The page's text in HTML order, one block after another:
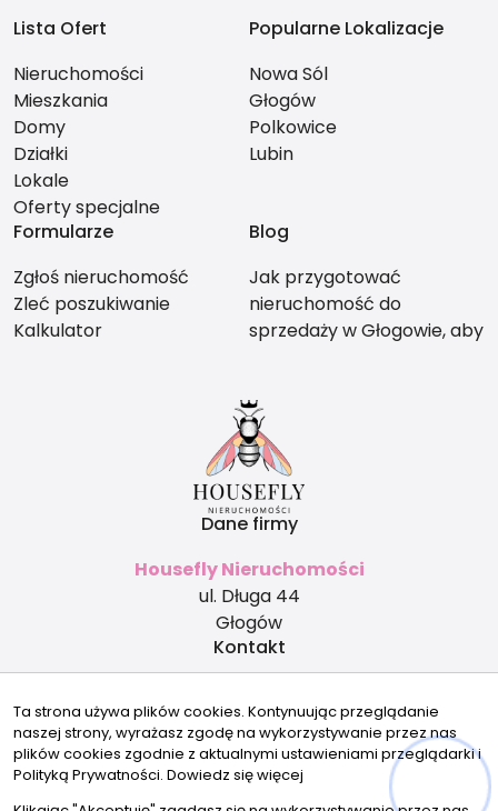
Lista Ofert
Nieruchomości
Mieszkania
Domy
Działki
Lokale
Oferty specjalne
Popularne Lokalizacje
Nowa Sól
Głogów
Polkowice
Lubin
Formularze
Zgłoś nieruchomość
Zleć poszukiwanie
Kalkulator
Blog
Jak przygotować
nieruchomość do
sprzedaży w Głogowie, aby
Dane firmy
Housefly Nieruchomości
ul. Długa 44
Głogów
Kontakt
500 253 454
Znajdziesz nas tu
Ta strona używa plików cookies. Kontynuując przeglądanie
naszej strony, wyrażasz zgodę na wykorzystywanie przez nas
plików cookies zgodnie z aktualnymi ustawieniami przeglądarki i
Polityką Prywatności. Dowiedz się więcej